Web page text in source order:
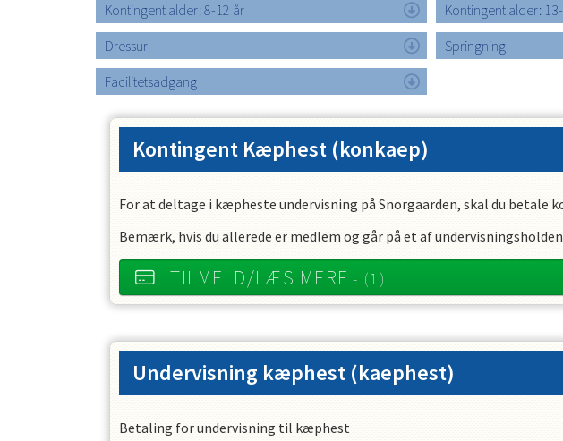
Kontingent alder: 8-12 år
Kontingent alder:
Dressur
Springning
Facilitetsadgang
Kontingent Kæphest (konkaep)
For at deltage i kæpheste undervisning på Snorgaarden, skal du betale
Bemærk, hvis du allerede er medlem og går på et af
TILMELD/LÆS MERE - (1)
Undervisning kæphest (kaephest)
Betaling for undervisning til kæphest